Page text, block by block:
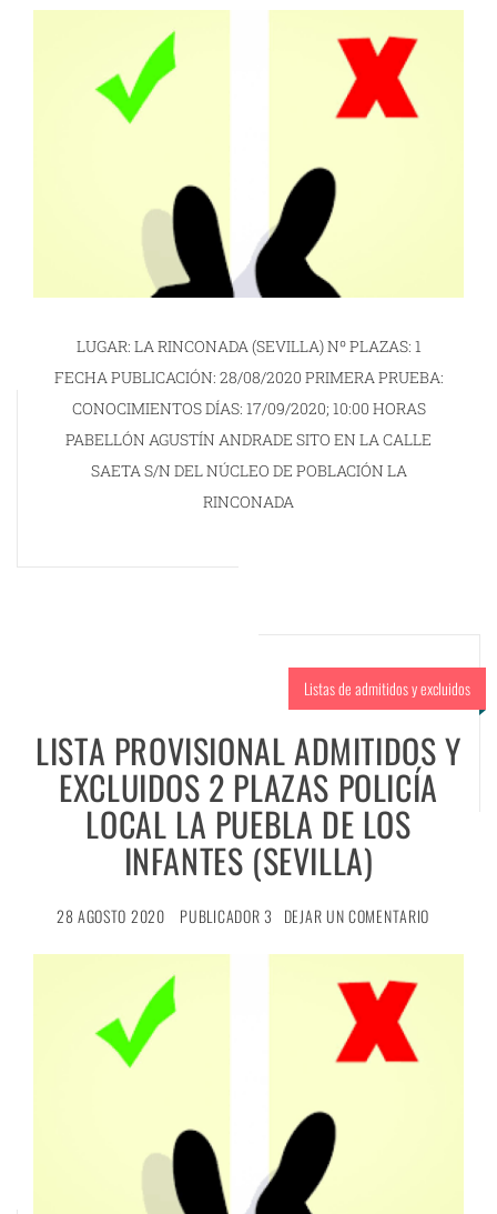
LUGAR: LA RINCONADA (SEVILLA) Nº PLAZAS: 1
FECHA PUBLICACIÓN: 28/08/2020 PRIMERA PRUEBA:
CONOCIMIENTOS DÍAS: 17/09/2020; 10:00 HORAS
PABELLÓN AGUSTÍN ANDRADE SITO EN LA CALLE
SAETA S/N DEL NÚCLEO DE POBLACIÓN LA
RINCONADA
Listas de admitidos y excluidos
LISTA PROVISIONAL ADMITIDOS Y
EXCLUIDOS 2 PLAZAS POLICÍA
LOCAL LA PUEBLA DE LOS
INFANTES (SEVILLA)
28 AGOSTO 2020 PUBLICADOR 3 DEJAR UN COMENTARIO